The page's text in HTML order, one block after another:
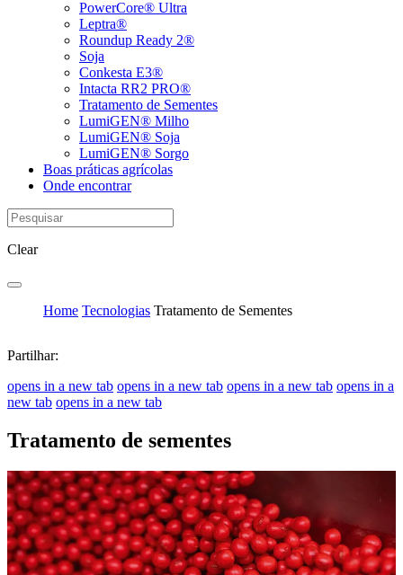
PowerCore® Ultra
Leptra®
Roundup Ready 2®
Soja
Conkesta E3®
Intacta RR2 PRO®
Tratamento de Sementes
LumiGEN® Milho
LumiGEN® Soja
LumiGEN® Sorgo
Boas práticas agrícolas
Onde encontrar
Clear
Home Tecnologias Tratamento de Sementes
Partilhar:
opens in a new tab opens in a new tab opens in a new tab opens in a
new tab opens in a new tab
Tratamento de sementes